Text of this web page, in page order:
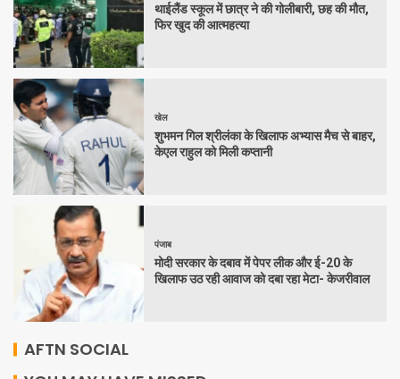
थाईलैंड स्कूल में छात्र ने की गोलीबारी, छह की मौत,
फिर खुद की आत्महत्या
खेल
शुभमन गिल श्रीलंका के खिलाफ अभ्यास मैच से बाहर,
केएल राहुल को मिली कप्तानी
पंजाब
मोदी सरकार के दबाव में पेपर लीक और ई-20 के
खिलाफ उठ रही आवाज को दबा रहा मेटा- केजरीवाल
AFTN SOCIAL